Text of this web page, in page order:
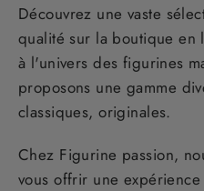
Découvrez une vaste
qualité sur la boutique en
à l'univers des figurines
proposons une gamme
classiques, originales.
Chez Figurine passion,
vous offrir une